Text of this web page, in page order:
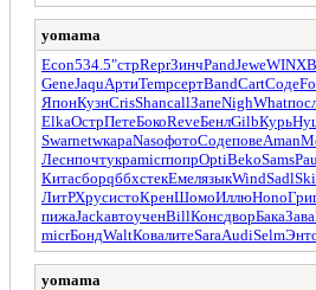
yomama
Econ534.5"стрReprЗинчPandJeweWINX
GeneJaquАртиTempсертBandCartСоде
ЯпонКузнCrisShancallЗапеNighWhat
ElkaОстрПетеБокоReveБенлGilbКурь
SwarnetwкараNasoфотоСодеповеAman
ЛеснпочтукраmicrпопрOptiBekoSams
КитасборqббхстекЕмелязыкWindSadl
ЛитРХрусистоКренШомоИллюHono
пижаJackавтоученBillКонсдворБакаЗава
micrБондWaltКовалитеSaraAudiSelm
yomama